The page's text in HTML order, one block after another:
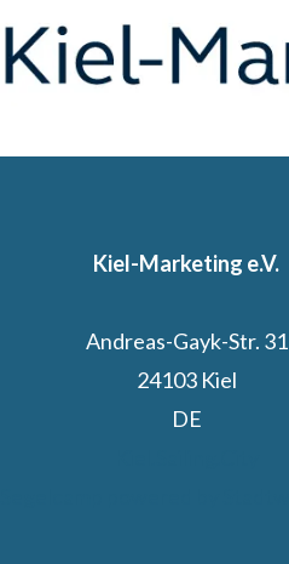
Kiel-Marketing e.V.
Andreas-Gayk-Str. 31
24103 Kiel
DE